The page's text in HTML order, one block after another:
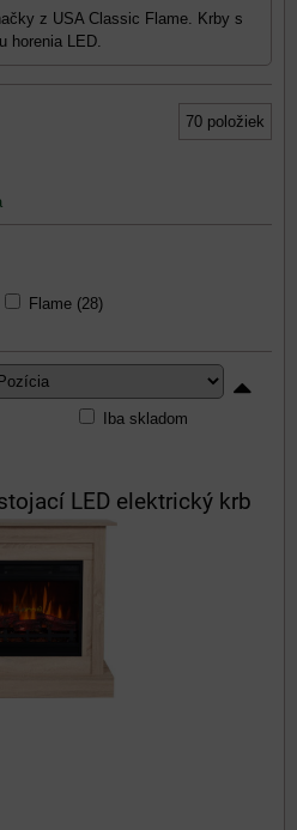
z USA Classic Flame. Krby s
horenia LED.
70 položiek
Flame (28)
Iba skladom
LED elektrický krb